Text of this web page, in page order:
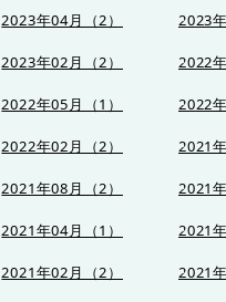
2023年04月（2） 2023
2023年02月（2） 2022
2022年05月（1） 2022
2022年02月（2） 2021
2021年08月（2） 2021
2021年04月（1） 2021
2021年02月（2） 2021